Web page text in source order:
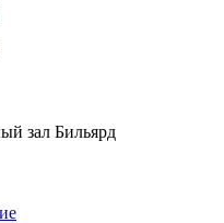
зал Бильярд